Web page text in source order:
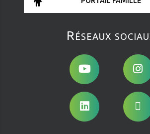
Réseaux